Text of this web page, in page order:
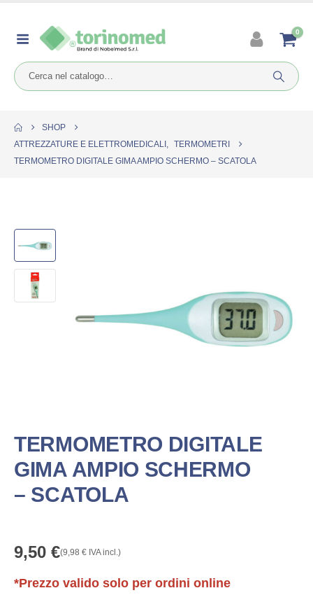
0
SHOP
ATTREZZATURE E ELETTROMEDICALI , TERMOMETRI
TERMOMETRO DIGITALE GIMA AMPIO SCHERMO – SCATOLA
TERMOMETRO DIGITALE
GIMA AMPIO SCHERMO
– SCATOLA
9,50 €(9,98 € IVA incl.)
*Prezzo valido solo per ordini online